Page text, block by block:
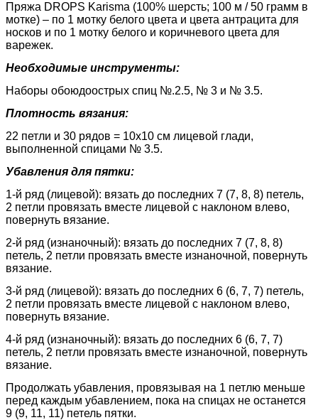
Пряжа DROPS Karisma (100% шерсть; 100 м / 50 грамм в
мотке) – по 1 мотку белого цвета и цвета антрацита для
носков и по 1 мотку белого и коричневого цвета для
варежек.
Необходимые инструменты:
Наборы обоюдоострых спиц №.2.5, № 3 и № 3.5.
Плотность вязания:
22 петли и 30 рядов = 10х10 см лицевой глади,
выполненной спицами № 3.5.
Убавления для пятки:
1-й ряд (лицевой): вязать до последних 7 (7, 8, 8) петель,
2 петли провязать вместе лицевой с наклоном влево,
повернуть вязание.
2-й ряд (изнаночный): вязать до последних 7 (7, 8, 8)
петель, 2 петли провязать вместе изнаночной, повернуть
вязание.
3-й ряд (лицевой): вязать до последних 6 (6, 7, 7) петель,
2 петли провязать вместе лицевой с наклоном влево,
повернуть вязание.
4-й ряд (изнаночный): вязать до последних 6 (6, 7, 7)
петель, 2 петли провязать вместе изнаночной, повернуть
вязание.
Продолжать убавления, провязывая на 1 петлю меньше
перед каждым убавлением, пока на спицах не останется
9 (9, 11, 11) петель пятки.